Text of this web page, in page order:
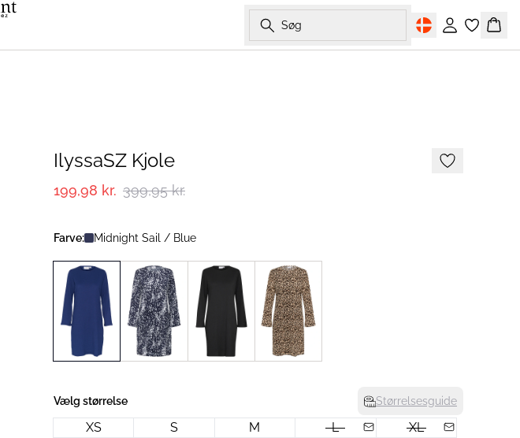
Søg
Log ind Kurv
IlyssaSZ Kjole
199,98 kr. 399,95 kr.
Farve: Midnight Sail / Blue
Vælg størrelse Størrelsesguide
XS S M L
XL